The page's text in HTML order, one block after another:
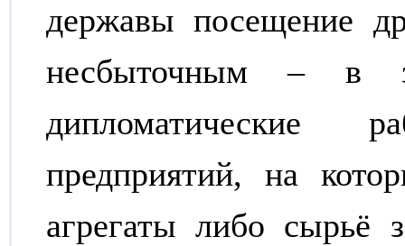
державы посещение
несбыточным – в
дипломатические
предприятий, на
агрегаты либо сырьё